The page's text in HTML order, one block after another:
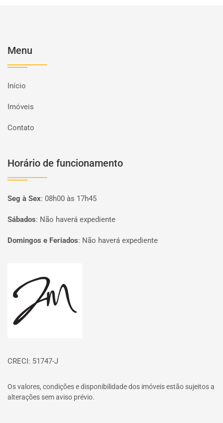
Menu
Início
Imóveis
Contato
Horário de funcionamento
Seg à Sex: 08h00 às 17h45
Sábados: Não haverá expediente
Domingos e Feriados: Não haverá expediente
CRECI: 51747-J
Os valores, condições e disponibilidade dos imóveis estão sujeitos a
alterações sem aviso prévio.